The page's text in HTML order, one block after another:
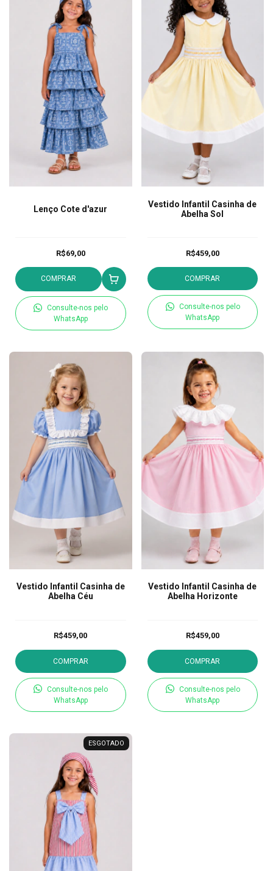
Lenço Cote d'azur
R$69,00
COMPRAR
Consulte-nos pelo
WhatsApp
Vestido Infantil Casinha de
Abelha Sol
R$459,00
COMPRAR
Consulte-nos pelo
WhatsApp
Vestido Infantil Casinha de
Abelha Céu
R$459,00
COMPRAR
Consulte-nos pelo
WhatsApp
Vestido Infantil Casinha de
Abelha Horizonte
R$459,00
COMPRAR
Consulte-nos pelo
WhatsApp
ESGOTADO